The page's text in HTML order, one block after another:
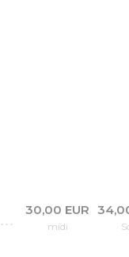
30,00 EUR
midi